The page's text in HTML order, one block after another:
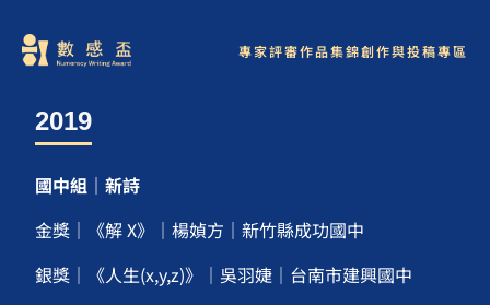
專家評審作品集錦創作與投稿專區
2019
國中組｜新詩
金獎｜《解 X》｜楊媜方｜新竹縣成功國中
銀獎｜《人生(x,y,z)》｜吳羽婕｜台南市建興國中